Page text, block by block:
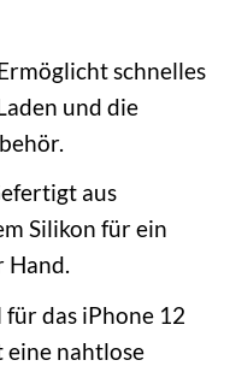
schnelles
und die
aus
Silikon für ein
Hand.
für das iPhone 12
nahtlose